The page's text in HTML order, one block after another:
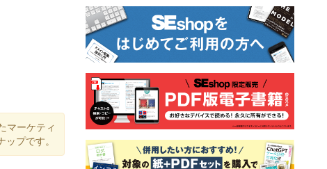
マーケティ
プです。